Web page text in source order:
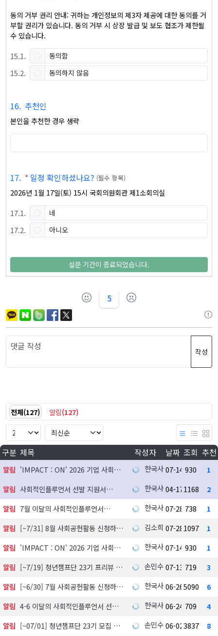
동의 거부 권리 안내: 귀하는 개인정보의 제3자 제공에 대한 동의를 거
부할 권리가 있습니다. 동의 거부 시 상장 발급 및 보도 협조가 제한될
수 있습니다.
15.1. 동의함
15.2. 동의하지 않음
16. 추천인
본인을 추천한 경우 생략
17. * 일정 확인하셨나요? (필수 항목)
2026년 1월 17일(토) 15시 국회의원회관 제1소회의실
17.1. 네
17.2. 아니오
설문 기간이 종료되었습니다.
5
작성
전체(127) 알림(127)
구분 제목 작성자 날짜 조회 추천
알림 'IMPACT : ON' 2026 기업 사회공헌 실천사례 발굴 지원사업 참여기업 모집 한국사회공헌협회
07-14 930
1
알림
사회적인플루언서 선발 지원서 한국사회공헌협회
04-17 1168
2
알림
7월 이달의 사회적인플루언서 한국사회공헌협회
07-28 738
1
알림
[~7/31] 8월 사회공헌활동 신청하기 김소희 07-28 1097
1
알림
'IMPACT : ON' 2026 기업 사회공헌 실천사례 발굴 지원사업 참여기업 모집 한국사회공헌협회
07-14 930
1
알림
[~7/19] 청년챔프단 23기 프리뷰 신청하기 손민수07-13 719
3
알림
[~6/30] 7월 사회공헌활동 신청하기 한국사회공헌협회
06-26 5090
6
알림
4-6 이달의 사회적인플루언서 선정 발표 한국사회공헌협회
06-24 709
4
알림
[~07/01] 청년챔프단 23기 모집 中 손민수06-02 3837
8